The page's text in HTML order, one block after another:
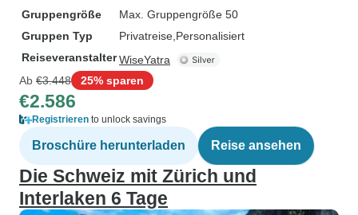
Gruppengröße
Max. Gruppengröße 50
Gruppen Typ
Privatreise Personalisiert
ReiseveranstalterWiseYatra
Ab €3.448 25% sparen
€2.586
Registrieren to unlock savings
Broschüre herunterladen Reise ansehen
Die Schweiz mit Zürich und
Interlaken 6 Tage